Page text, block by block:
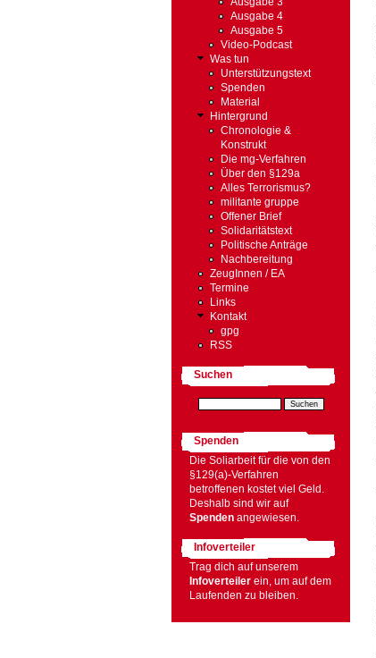
Ausgabe 4
Ausgabe 5
Video-Podcast
Was tun
Unterstützungstext
Spenden
Material
Hintergrund
Chronologie &
Konstrukt
Die mg-Verfahren
Über den §129a
Alles Terrorismus?
militante gruppe
Offener Brief
Solidaritätstext
Politische Anträge
Nachbereitung
ZeugInnen / EA
Termine
Links
Kontakt
gpg
RSS
Suchen
Spenden
Die Soliarbeit für die von den
§129(a)-Verfahren
betroffenen kostet viel Geld.
Deshalb sind wir auf
Spenden angewiesen.
Infoverteiler
Trag dich auf unserem
Infoverteiler ein, um auf dem
Laufenden zu bleiben.